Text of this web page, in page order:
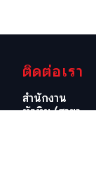
ติดต่อเรา
สำนักงาน
หัวหิน (สาขา